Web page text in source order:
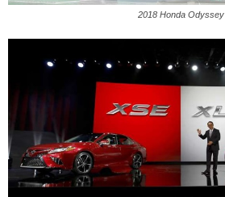
2018 Honda Odyssey